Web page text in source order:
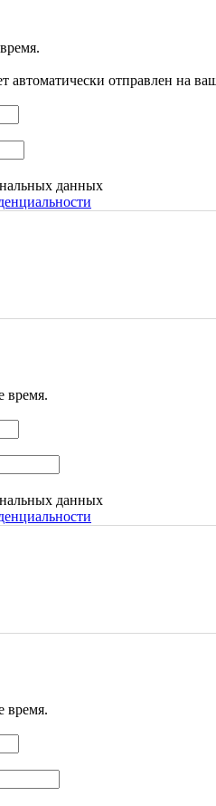
автоматически отправлен на
данных
время.
данных
время.